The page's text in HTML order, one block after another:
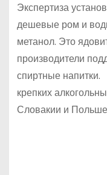
Экспертиза
дешевые ром и
метанол. Это
производители
спиртные
крепких
Словакии и